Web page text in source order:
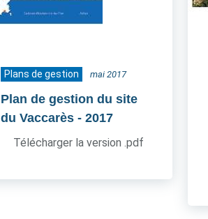
Plans de gestion mai 2017
Plan de gestion du site
du Vaccarès - 2017
Télécharger la version .pdf